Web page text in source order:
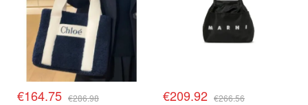
€164.75 €286.98 €209.92 €266.56